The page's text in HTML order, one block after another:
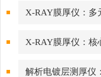
X-RAY膜厚仪：多
精准检测边界
X-RAY膜厚仪：核
密协作的科技密码
解析电镀层测厚仪